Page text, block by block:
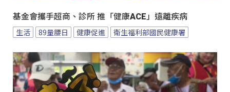
基金會攜手超商、診所 推「健康ACE」遠離疾病
生活 89量腰日 健康促進 衛生福利部國民健康署